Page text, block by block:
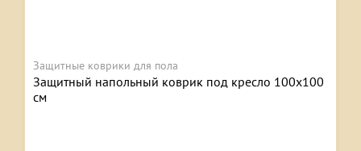
Защитные коврики для пола
Защитный напольный коврик под кресло 100х100
см